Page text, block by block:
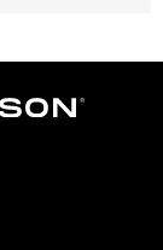
'09-'25 Touring
FLTRX,